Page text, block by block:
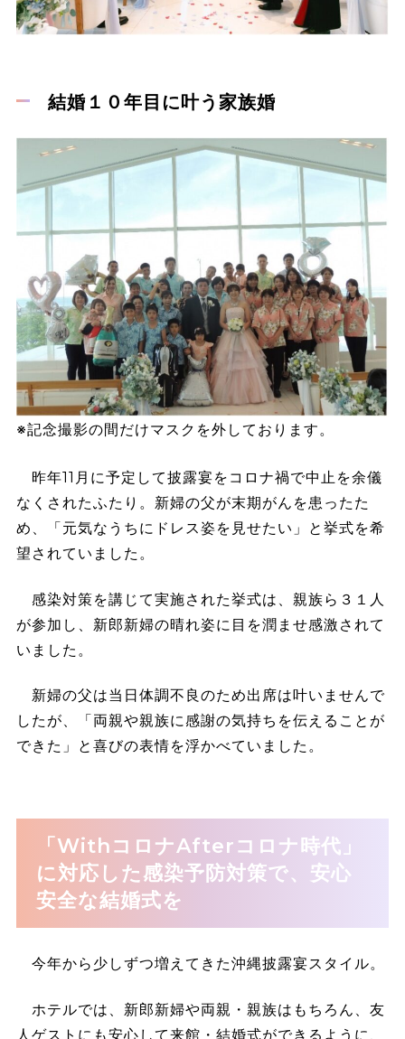
結婚１０年目に叶う家族婚
※記念撮影の間だけマスクを外しております。
昨年11月に予定して披露宴をコロナ禍で中止を余儀
なくされたふたり。新婦の父が末期がんを患ったた
め、「元気なうちにドレス姿を見せたい」と挙式を希
望されていました。
感染対策を講じて実施された挙式は、親族ら３１人
が参加し、新郎新婦の晴れ姿に目を潤ませ感激されて
いました。
新婦の父は当日体調不良のため出席は叶いませんで
したが、「両親や親族に感謝の気持ちを伝えることが
できた」と喜びの表情を浮かべていました。
「WithコロナAfterコロナ時代」
に対応した感染予防対策で、安心
安全な結婚式を
今年から少しずつ増えてきた沖縄披露宴スタイル。
ホテルでは、新郎新婦や両親・親族はもちろん、友
人ゲストにも安心して来館・結婚式ができるように、